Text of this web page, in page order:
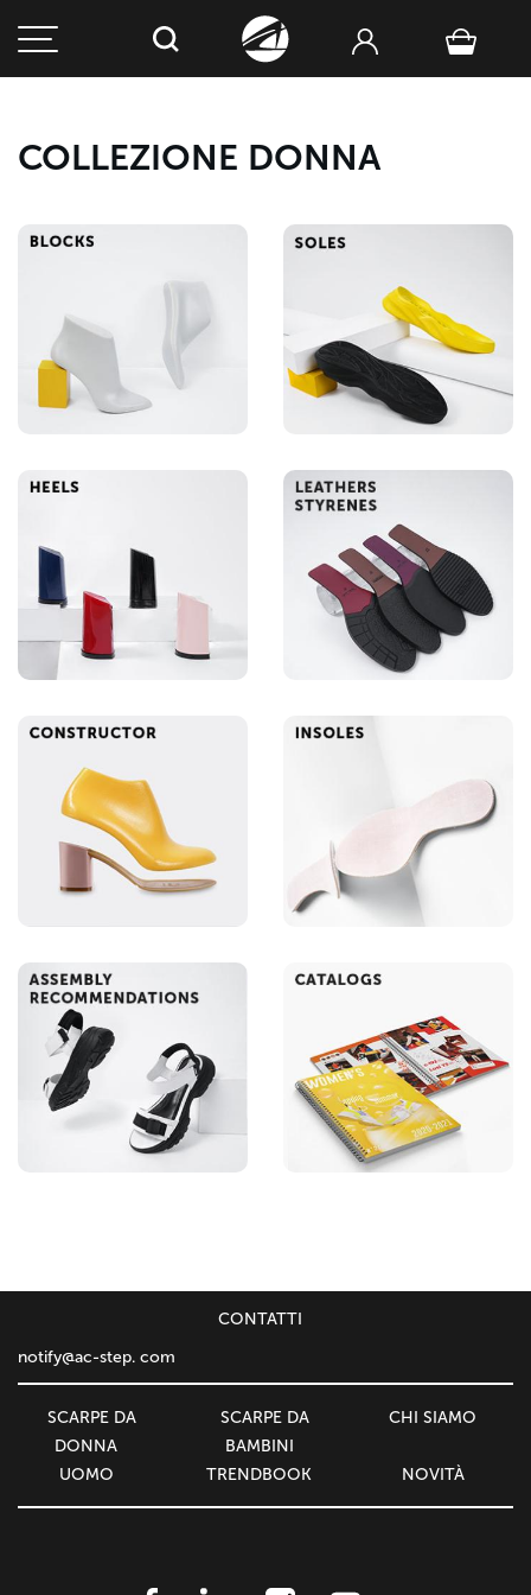
COLLEZIONE DONNA
SCARPE DA
DONNA
UOMO
SCARPE DA
BAMBINI
CHI SIAMO
TRENDBOOK NOVITÀ
СONTATTI
notify@ac-step. com